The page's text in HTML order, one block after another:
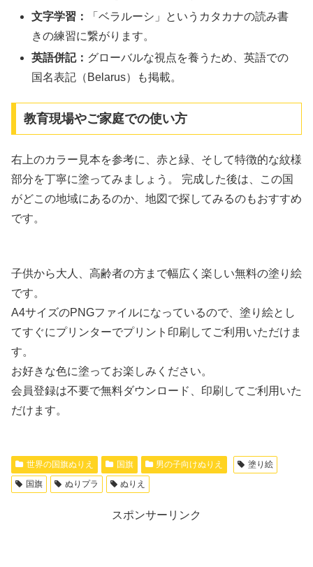
文字学習：
「ベラルーシ」というカタカナの読み書
きの練習に繋がります。
英語併記： グローバルな視点を養うため、英語での
国名表記（Belarus）も掲載。
教育現場やご家庭での使い方
右上のカラー見本を参考に、赤と緑、そして特徴的な紋様
部分を丁寧に塗ってみましょう。 完成した後は、この国
がどこの地域にあるのか、地図で探してみるのもおすすめ
です。
子供から大人、高齢者の方まで幅広く楽しい無料の塗り絵
です。
A4サイズのPNGファイルになっているので、塗り絵とし
てすぐにプリンターでプリント印刷してご利用いただけま
す。
お好きな色に塗ってお楽しみください。
会員登録は不要で無料ダウンロード、印刷してご利用いた
だけます。
世界の国旗ぬりえ 国旗 男の子向けぬりえ
塗り絵
国旗
ぬりプラ ぬりえ
スポンサーリンク